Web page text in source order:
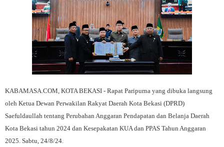
KABAMASA.COM, KOTA BEKASI - Rapat Paripurna yang dibuka langsung
oleh Ketua Dewan Perwakilan Rakyat Daerah Kota Bekasi (DPRD)
Saefuldaullah tentang Perubahan Anggaran Pendapatan dan Belanja Daerah
Kota Bekasi tahun 2024 dan Kesepakatan KUA dan PPAS Tahun Anggaran
2025. Sabtu, 24/8/24.